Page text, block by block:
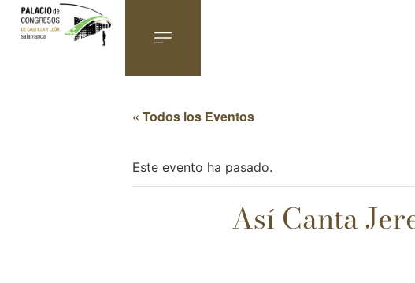
« Todos los Eventos
Este evento ha pasado.
Así Canta